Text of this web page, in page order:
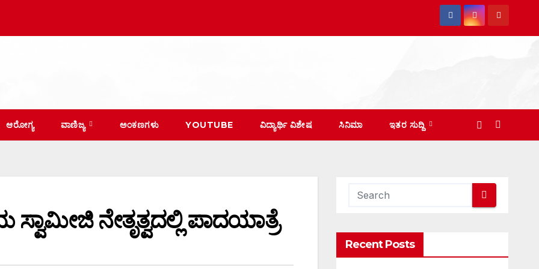
ಆರೋಗ್ಯ ವಾಣಿಜ್ಯ ಅಂಕಣಗಳು YOUTUBE ವಿದ್ಯಾರ್ಥಿ ವಿಶೇಷ ಸಿನಿಮಾ ಇತರ ಸುದ್ದಿ
ನೇತೃತ್ವದಲ್ಲಿ ಪಾದಯಾತ್ರೆ
Recent Posts